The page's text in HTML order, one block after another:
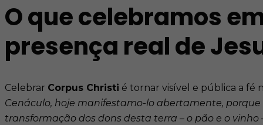
O que celebramos
presença real de
Celebrar Corpus Christi é tornar visível e pública a fé
Cenáculo, hoje manifestamo-lo abertamente, porque
transformação dos dons desta terra – o pão e o vinho